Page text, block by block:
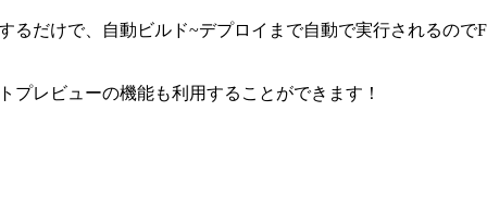
るだけで、自動ビルド~デプロイまで自動で実行されるの
プレビューの機能も利用することができます！